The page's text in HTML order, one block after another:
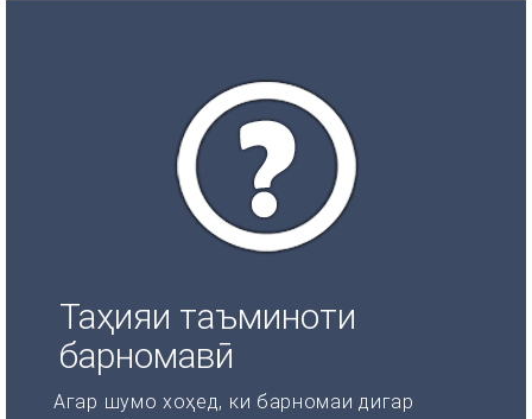
Таҳияи таъминоти
барномавӣ
Агар шумо хоҳед, ки барномаи дигар